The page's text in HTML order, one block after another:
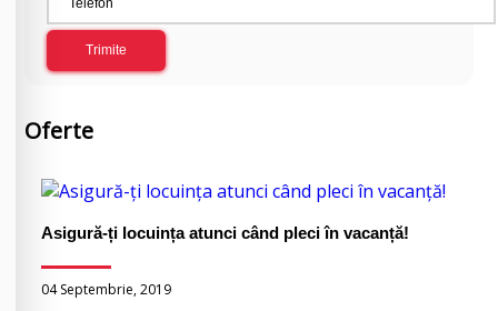
Trimite
Oferte
Asigură-ți locuința atunci când pleci în vacanță!
04 Septembrie, 2019